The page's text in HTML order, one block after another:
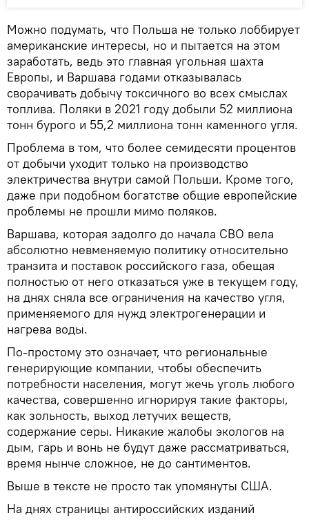
Можно подумать, что Польша не только лоббирует
американские интересы, но и пытается на этом
заработать, ведь это главная угольная шахта
Европы, и Варшава годами отказывалась
сворачивать добычу токсичного во всех смыслах
топлива. Поляки в 2021 году добыли 52 миллиона
тонн бурого и 55,2 миллиона тонн каменного угля.
Проблема в том, что более семидесяти процентов
от добычи уходит только на производство
электричества внутри самой Польши. Кроме того,
даже при подобном богатстве общие европейские
проблемы не прошли мимо поляков.
Варшава, которая задолго до начала СВО вела
абсолютно невменяемую политику относительно
транзита и поставок российского газа, обещая
полностью от него отказаться уже в текущем году,
на днях сняла все ограничения на качество угля,
применяемого для нужд электрогенерации и
нагрева воды.
По-простому это означает, что региональные
генерирующие компании, чтобы обеспечить
потребности населения, могут жечь уголь любого
качества, совершенно игнорируя такие факторы,
как зольность, выход летучих веществ,
содержание серы. Никакие жалобы экологов на
дым, гарь и вонь не будут даже рассматриваться,
время нынче сложное, не до сантиментов.
Выше в тексте не просто так упомянуты США.
На днях страницы антироссийских изданий